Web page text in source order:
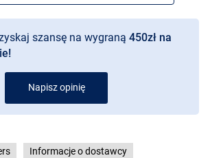
szansę na wygraną 450zł na
Napisz opinię
Informacje o dostawcy